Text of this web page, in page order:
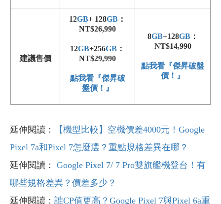
建議售價
12GB+ 128GB ：
NT$26,990
12GB+256GB ：
NT$29,990
點我看『傑昇破
盤價！』
8GB+128GB：
NT$14,990
點我看『傑昇破盤
價！』
延伸閱讀：
【機型比較】空機價差4000元！Google
Pixel 7a和Pixel 7怎麼選？重點規格差異在哪？
延伸閱讀： Google Pixel 7/ 7 Pro雙旗艦機登台！有
哪些規格差異？價差多少？
延伸閱讀： 誰CP值更高？Google Pixel 7與Pixel 6a重